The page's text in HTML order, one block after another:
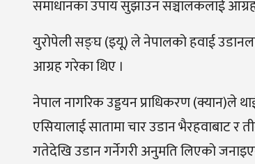
समाधानका उपाय सुझाउन सञ्चालकलाई
युरोपेली सङ्घ (इयू) ले नेपालको हवाई
आग्रह गरेका थिए ।
नेपाल नागरिक उड्डयन प्राधिकरण (क्यान)ले
एसियालाई सातामा चार उडान भैरहवाबाट र
गतेदेखि उडान गर्नेगरी अनुमति लिएको